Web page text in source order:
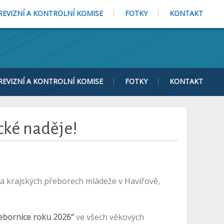
A KONTROLNÍ KOMISE FOTKY KONTAKT
A KONTROLNÍ KOMISE FOTKY KONTAKT
naděje!
krajských přeborech mládeže v Havířově,
roku 2026“ve všech věkových